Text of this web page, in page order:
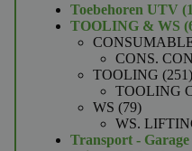
Toebehoren UTV 1
TOOLING & WS
CONS.
TOOLING 251
TOOLING
WS 7979
producten
WS.
Transport - Garage